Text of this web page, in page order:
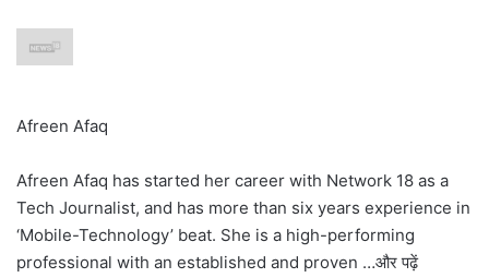
Afreen Afaq
Afreen Afaq has started her career with Network 18 as a
Tech Journalist, and has more than six years experience in
‘Mobile-Technology’ beat. She is a high-performing
professional with an established and proven …और पढ़ें